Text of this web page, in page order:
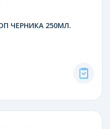
ЧЕРНИКА 250МЛ.